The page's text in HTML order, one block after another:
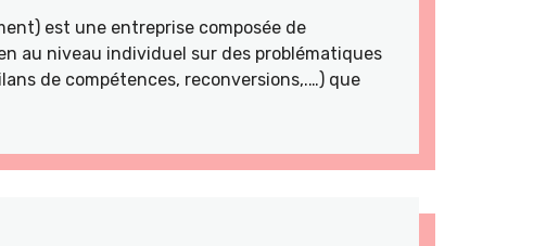
est une entreprise composée de
au niveau individuel sur des problématiques
de compétences, reconversions,.…) que